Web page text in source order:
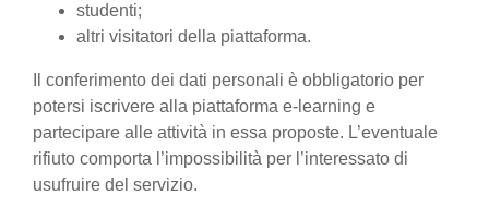
studenti;
altri visitatori della piattaforma.
Il conferimento dei dati personali è obbligatorio per
potersi iscrivere alla piattaforma e-learning e
partecipare alle attività in essa proposte. L’eventuale
rifiuto comporta l’impossibilità per l’interessato di
usufruire del servizio.